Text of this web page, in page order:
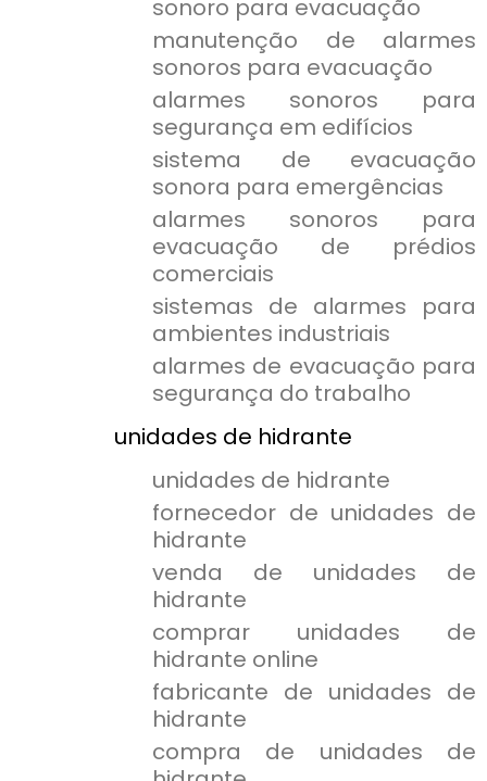
sonoro para evacuação
manutenção de alarmes
sonoros para evacuação
alarmes sonoros para
segurança em edifícios
sistema de evacuação
sonora para emergências
alarmes sonoros para
evacuação de prédios
comerciais
sistemas de alarmes para
ambientes industriais
alarmes de evacuação para
segurança do trabalho
unidades de hidrante
unidades de hidrante
fornecedor de unidades de
hidrante
venda de unidades de
hidrante
comprar unidades de
hidrante online
fabricante de unidades de
hidrante
compra de unidades de